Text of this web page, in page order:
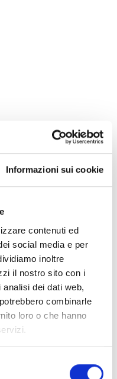
Informazioni sui cookie
contenuti ed
social media e per
inoltre
il nostro sito con i
dei dati web,
combinarle
loro o che hanno
17:30)
– 17:30 (ultimo
essere garantito.
fondi:
donazionesignifica
Chi ha la
in loco, ha